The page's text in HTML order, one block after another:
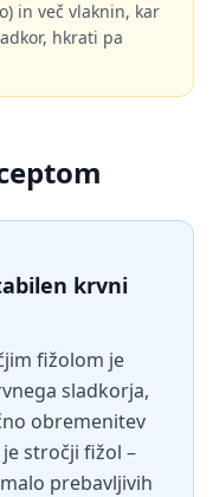
in več vlaknin, kar
hkrati pa
krvni
fižolom je
sladkorja,
obremenitev
je stročji fižol –
prebavljivih